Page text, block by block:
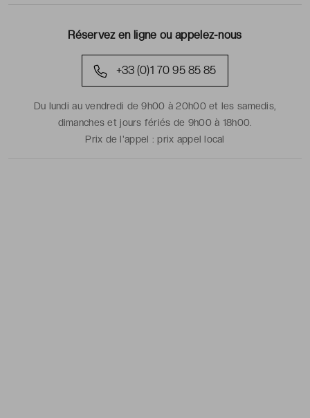
Réservez en ligne ou appelez-nous
+33 (0)1 70 95 85 85
Du lundi au vendredi de 9h00 à 20h00 et les samedis,
dimanches et jours fériés de 9h00 à 18h00.
Prix de l'appel :prix appel local